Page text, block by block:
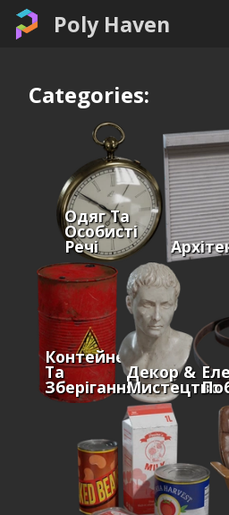
Poly Haven
Categories:
Одяг Та
Особисті
Речі
Контейнери
Та
Зберігання
Декор &
Мистецтво